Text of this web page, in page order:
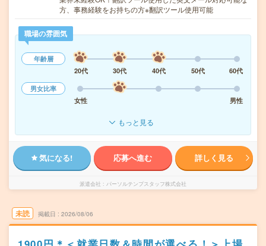
方、事務経験をお持ちの方※翻訳ツール使用可能
職場の雰囲気
年齢層
20代
30代 40代 50代
60代
男女比率
女性
男性
もっと見る
気になる! 応募へ進む 詳しく見る
派遣会社 パーソルテンプスタッフ株式会社
未読 掲載日 2026/08/06